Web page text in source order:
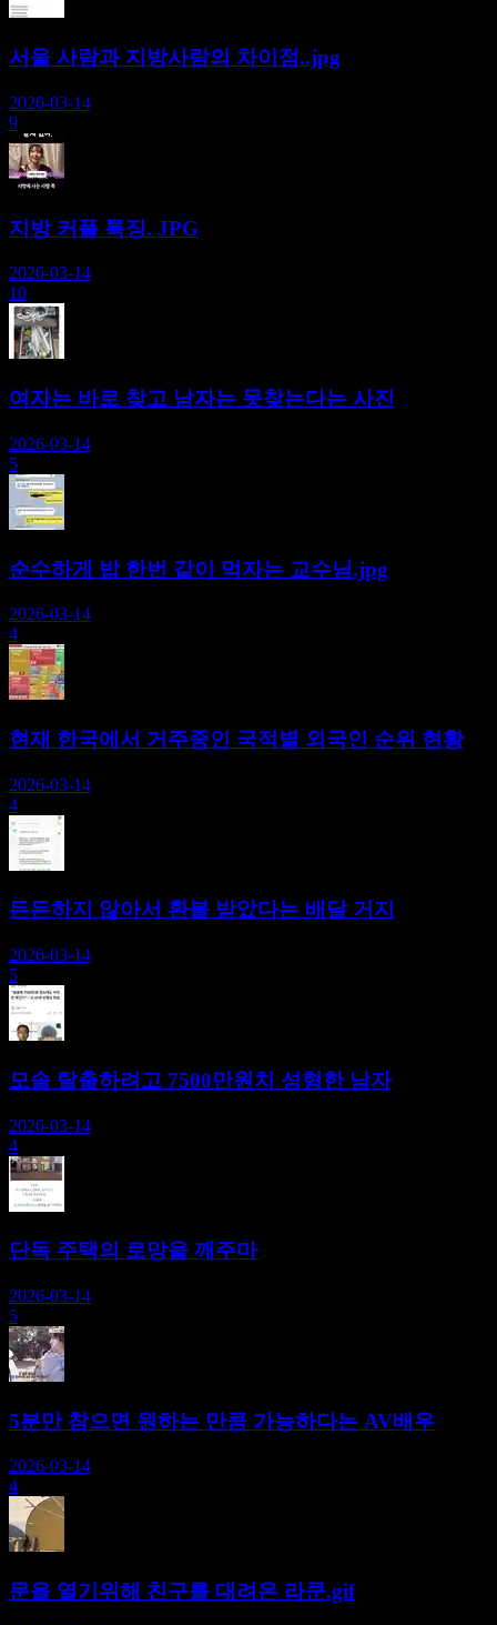
서울 사람과 지방사람의 차이점..jpg
2026-03-14
9
지방 커플 특징. JPG
2026-03-14
10
여자는 바로 찾고 남자는 못찾는다는 사진
2026-03-14
5
순수하게 밥 한번 같이 먹자는 교수님.jpg
2026-03-14
4
현재 한국에서 거주중인 국적별 외국인 순위 현황
2026-03-14
4
든든하지 않아서 환불 받았다는 배달 거지
2026-03-14
5
모솔 탈출하려고 7500만원치 성형한 남자
2026-03-14
4
단독 주택의 로망을 깨주마
2026-03-14
5
5분만 참으면 원하는 만큼 가능하다는 AV배우
2026-03-14
4
문을 열기위해 친구를 대려온 라쿤.gif